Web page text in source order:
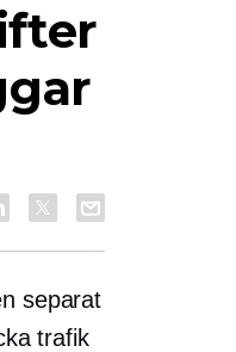
separat
trafik